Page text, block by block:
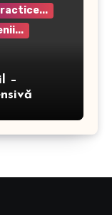
–